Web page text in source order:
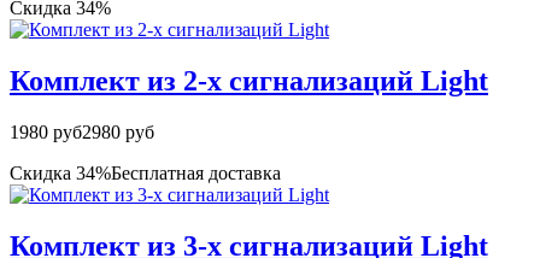
Скидка 34%
Комплект из 2-х сигнализаций Light
1980 руб2980 руб
Скидка 34%Бесплатная доставка
Комплект из 3-х сигнализаций Light